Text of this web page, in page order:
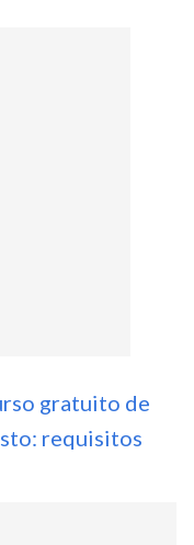
gratuito de
requisitos